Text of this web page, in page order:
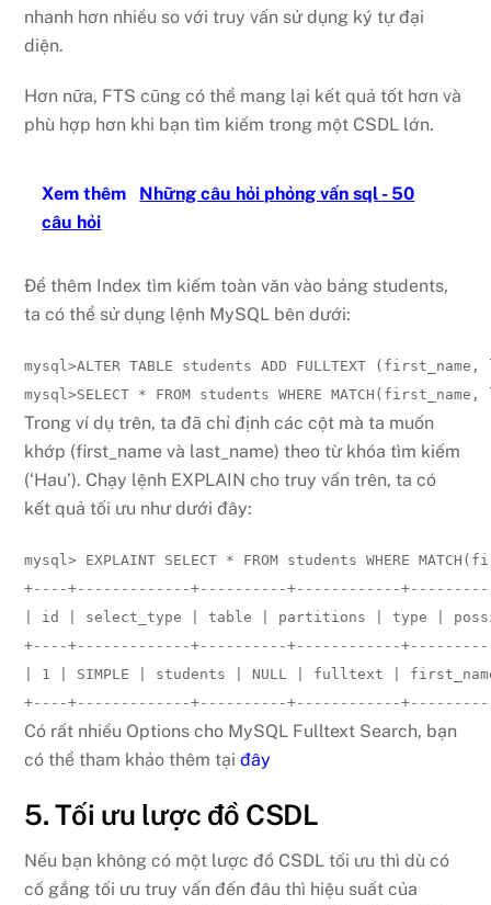
nhanh hơn nhiều so với truy vấn sử dụng ký tự đại
diện.
Hơn nữa, FTS cũng có thể mang lại kết quả tốt hơn và
phù hợp hơn khi bạn tìm kiếm trong một CSDL lớn.
Xem thêm
Những câu hỏi phỏng vấn sql - 50
câu hỏi
Để thêm Index tìm kiếm toàn văn vào bảng students,
ta có thể sử dụng lệnh MySQL bên dưới:
mysql>ALTER TABLE students ADD FULLTEXT
mysql>SELECT * FROM students WHERE
Trong ví dụ trên, ta đã chỉ định các cột mà ta muốn
khớp (first_name và last_name) theo từ khóa tìm kiếm
(‘Hau’). Chạy lệnh EXPLAIN cho truy vấn trên, ta có
kết quả tối ưu như dưới đây:
mysql> EXPLAINT SELECT * FROM students WHERE
+----+-------------+----------+------------
| id | select_type | table | partitions | type |
+----+-------------+----------+------------
| 1 | SIMPLE | students | NULL | fulltext |
+----+-------------+----------+------------
Có rất nhiều Options cho MySQL Fulltext Search, bạn
có thể tham khảo thêm tạiđây
5. Tối ưu lược đồ CSDL
Nếu bạn không có một lược đồ CSDL tối ưu thì dù có
cố gắng tối ưu truy vấn đến đâu thì hiệu suất của